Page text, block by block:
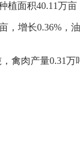
面积40.11万
增长0.36%，
禽肉产量0.31